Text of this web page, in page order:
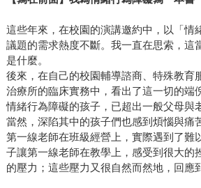
這些年來，在校園的演講邀約中，以「情
議題的需求熱度不斷。我一直在思索，這
是什麼。
後來，在自己的校園輔導諮商、特殊教育
治療所的臨床實務中，看出了這一切的端
情緒行為障礙的孩子，已超出一般父母與
當然，深陷其中的孩子們也感到煩惱與痛
第一線老師在班級經營上，實際遇到了難
子讓第一線老師在教學上，感受到很大的
的壓力；這些壓力又很自然而然地，回應